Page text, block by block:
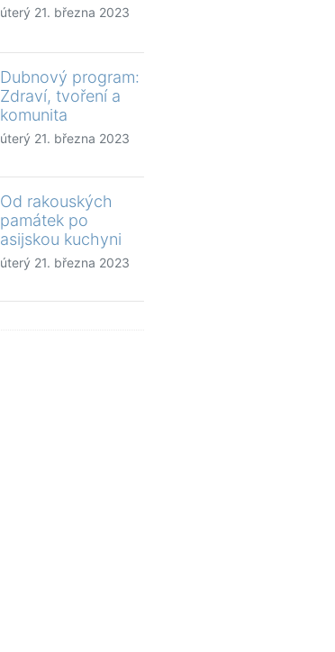
úterý 21. března 2023
Dubnový program:
Zdraví, tvoření a
komunita
úterý 21. března 2023
Od rakouských
památek po
asijskou kuchyni
úterý 21. března 2023